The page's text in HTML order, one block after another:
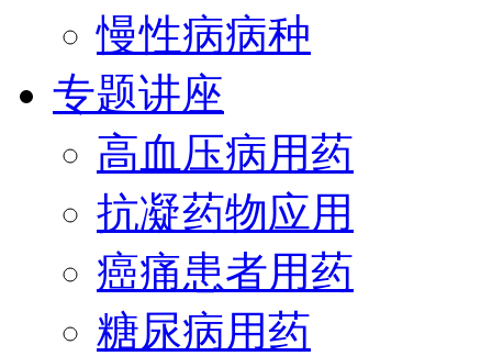
慢性病病种
专题讲座
高血压病用药
抗凝药物应用
癌痛患者用药
糖尿病用药